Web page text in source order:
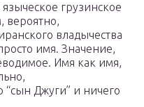
грузинское
вероятно,
владычества
имя. Значение,
Имя как имя,
Джуги” и ничего